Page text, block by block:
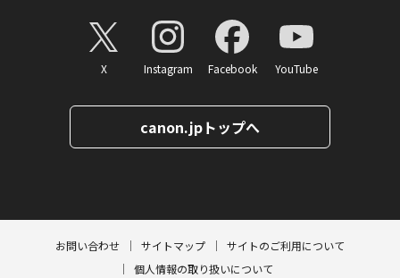
X Instagram Facebook YouTube
canon.jpトップへ
お問い合わせ サイトマップ
サイトのご利用について
個人情報の取り扱いについて